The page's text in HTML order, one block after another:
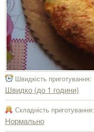
Швидкість приготування:
Швидко (до 1 години)
Складність приготування:
Нормально